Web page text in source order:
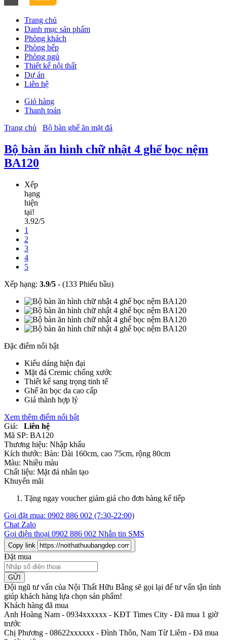
Trang chủ
Danh mục sản phẩm
Phòng khách
Phòng bếp
Phòng ngủ
Thiết kế nội thất
Dự án
Liên hệ
Giỏ hàng
Thanh toán
Trang chủ
Bộ bàn ghế ăn mặt đá
Bộ bàn ăn hình chữ nhật 4 ghế bọc nệm
BA120
Xếp
hạng
hiện
tại!
3.92/5
1
2
3
4
5
Xếp hạng: 3.9/5 - (133 Phiếu bầu)
Đặc điểm nổi bật
Kiểu dáng hiện đại
Mặt đá Cremic chống xước
Thiết kế sang trọng tinh tế
Ghế ăn bọc da cao cấp
Giá thành hợp lý
Xem thêm điểm nổi bật
Giá:
Liên hệ
Mã SP: BA120
Thương hiệu: Nhập khẩu
Kích thước: Bàn: Dài 160cm, cao 75cm, rộng 80cm
Màu: Nhiều màu
Chất liệu: Mặt đá nhân tạo
Khuyến mãi
Tặng ngay voucher giảm giá cho đơn hàng kế tiếp
Gọi đặt mua: 0902 886 002 (7:30-22:00)
Chat Zalo
Gọi điện thoại 0902 886 002 Nhắn tin SMS
Copy link
Đặt mua
GỬI
Đội ngũ tư vấn của Nội Thất Hữu Bằng sẽ gọi lại để tư vấn tận tình
giúp khách hàng lựa chọn sản phẩm!
Khách hàng đã mua
Anh Hoàng Nam - 0934xxxxxx - KĐT Times City - Đã mua 1 giờ
trước
Chị Phương - 08622xxxxxx - Đình Thôn, Nam Từ Liêm - Đã mua